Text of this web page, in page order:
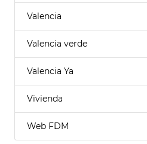
Valencia
Valencia verde
Valencia Ya
Vivienda
Web FDM